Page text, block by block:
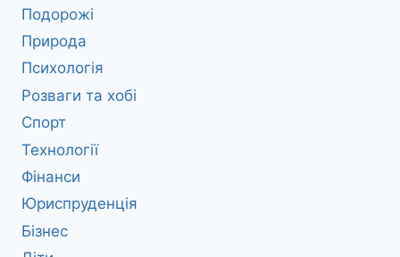
Подорожі
Природа
Психологія
Розваги та хобі
Спорт
Технології
Фінанси
Юриспруденція
Бізнес